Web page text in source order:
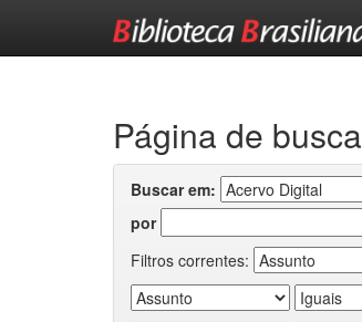
Página de busca
Buscar em:
por
Filtros correntes: